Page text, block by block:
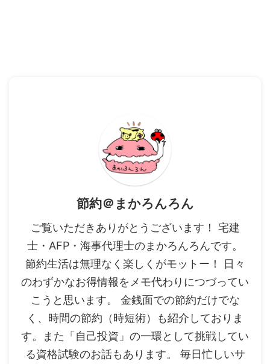
節約＠まかろんろん
ご覧いただきありがとうございます！ 宅建
士・AFP・海事代理士のまかろんろんです。
節約生活は無理なく楽しくがモットー！ 日々
のわずかなお得情報をメモ代わりにつづってい
こうと思います。 金銭面での節約だけでな
く、時間の節約（時短術）も紹介しておりま
す。また「自己投資」の一環として挑戦してい
る資格試験のお話もあります。 毎日忙しいサ